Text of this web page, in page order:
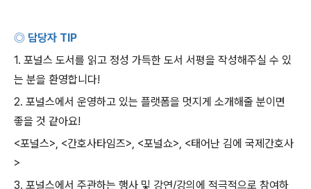
◎ 담당자 TIP
1. 포널스 도서를 읽고 정성 가득한 도서 서평을 작성해주실 수 있
는 분을 환영합니다!
2. 포널스에서 운영하고 있는 플랫폼을 멋지게 소개해줄 분이면
좋을 것 같아요!
<포널스>, <간호사타임즈>, <포널쇼>, <태어난 김에 국제간호사
>
3. 포널스에서 주관하는 행사 및 강연/강의에 적극적으로 참여하